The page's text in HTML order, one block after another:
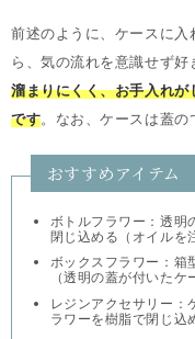
前述のように、ケースに
ら、気の流れを意識せず
溜まりにくく、お手入れ
です。なお、ケースは蓋の
おすすめアイテム
ボトルフラワー：透明
閉じ込める（オイルを
ボックスフラワー：箱
（透明の蓋が付いたケ
レジンアクセサリー：
ラワーを樹脂で閉じ込